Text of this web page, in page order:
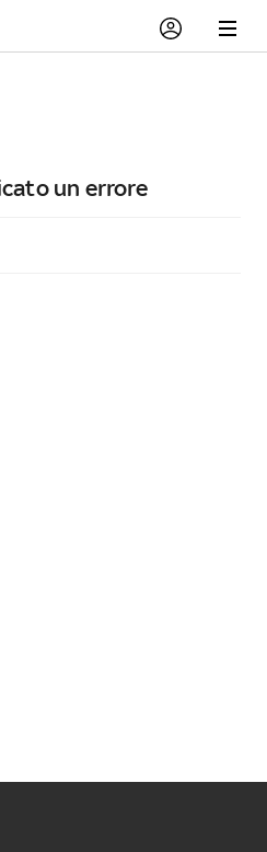
un errore